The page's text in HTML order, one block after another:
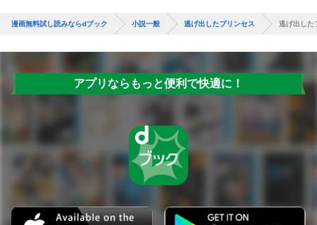
漫画無料試し読みならdブック 小説一般 逃げ出したプリンセス 逃げ出し
アプリならもっと便利で快適に！